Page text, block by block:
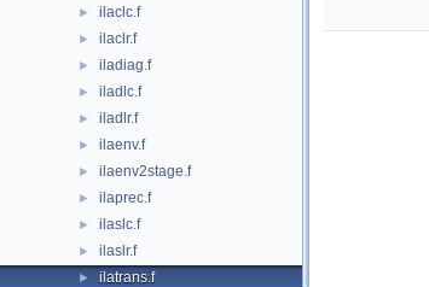
► ilaclc.f
► ilaclr.f
► iladiag.f
► iladlc.f
► iladlr.f
► ilaenv.f
► ilaenv2stage.f
► ilaprec.f
► ilaslc.f
► ilaslr.f
► ilatrans.f